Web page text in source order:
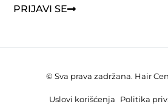
PRIJAVI SE
© Sva prava zadržana. Hair
Uslovi korišćenja Politika